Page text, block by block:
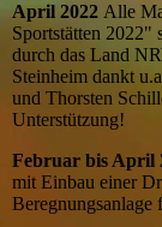
April 2022 Alle
Sportstätten 2022"
durch das Land
Steinheim dankt
und Thorsten
Unterstützung!
Februar bis April
mit Einbau einer
Beregnungsanlage